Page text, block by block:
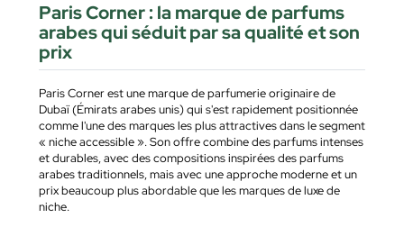
Paris Corner : la marque de parfums
arabes qui séduit par sa qualité et son
prix
Paris Corner est une marque de parfumerie originaire de
Dubaï (Émirats arabes unis) qui s'est rapidement positionnée
comme l'une des marques les plus attractives dans le segment
« niche accessible ». Son offre combine des parfums intenses
et durables, avec des compositions inspirées des parfums
arabes traditionnels, mais avec une approche moderne et un
prix beaucoup plus abordable que les marques de luxe de
niche.